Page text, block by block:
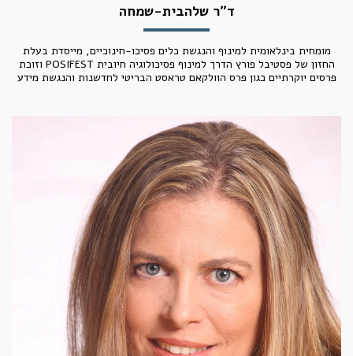
ד״ר שלהבית-שמחה
מומחית בינלאומית למינוף והנגשת כלים פסיכו-חינוכיים, מייסדת בעלת
החזון של פסטיבל פורץ הדרך למינוף פסיכולוגיה חיובית POSIFEST וזוכת
פרסים יוקרתיים כגון פרס הוולקאם טראסט הבריטי לחדשנות והנגשת מידע